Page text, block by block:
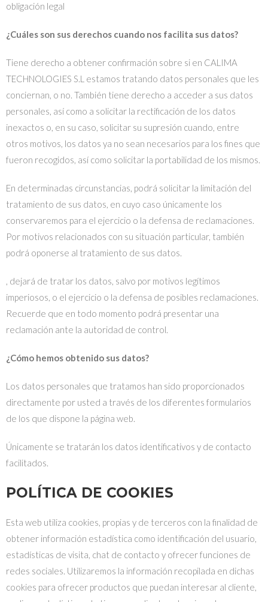
obligación legal
¿Cuáles son sus derechos cuando nos facilita sus datos?
Tiene derecho a obtener confirmación sobre si en CALIMA
TECHNOLOGIES S.L estamos tratando datos personales que les
conciernan, o no. También tiene derecho a acceder a sus datos
personales, así como a solicitar la rectificación de los datos
inexactos o, en su caso, solicitar su supresión cuando, entre
otros motivos, los datos ya no sean necesarios para los fines que
fueron recogidos, así como solicitar la portabilidad de los mismos.
En determinadas circunstancias, podrá solicitar la limitación del
tratamiento de sus datos, en cuyo caso únicamente los
conservaremos para el ejercicio o la defensa de reclamaciones.
Por motivos relacionados con su situación particular, también
podrá oponerse al tratamiento de sus datos.
, dejará de tratar los datos, salvo por motivos legítimos
imperiosos, o el ejercicio o la defensa de posibles reclamaciones.
Recuerde que en todo momento podrá presentar una
reclamación ante la autoridad de control.
¿Cómo hemos obtenido sus datos?
Los datos personales que tratamos han sido proporcionados
directamente por usted a través de los diferentes formularios
de los que dispone la página web.
Únicamente se tratarán los datos identificativos y de contacto
facilitados.
POLÍTICA DE COOKIES
Esta web utiliza cookies, propias y de terceros con la finalidad de
obtener información estadística como identificación del usuario,
estadísticas de visita, chat de contacto y ofrecer funciones de
redes sociales. Utilizaremos la información recopilada en dichas
cookies para ofrecer productos que puedan interesar al cliente,